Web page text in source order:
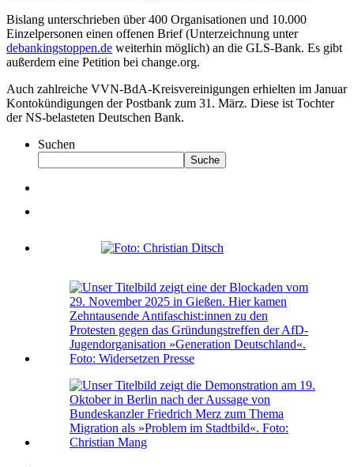
Bislang unterschrieben über 400 Organisationen und 10.000
Einzelpersonen einen offenen Brief (Unterzeichnung unter
debankingstoppen.de weiterhin möglich) an die GLS-Bank. Es gibt
außerdem eine Petition bei change.org.
Auch zahlreiche VVN-BdA-Kreisvereinigungen erhielten im Januar
Kontokündigungen der Postbank zum 31. März. Diese ist Tochter
der NS-belasteten Deutschen Bank.
Suchen
Suche